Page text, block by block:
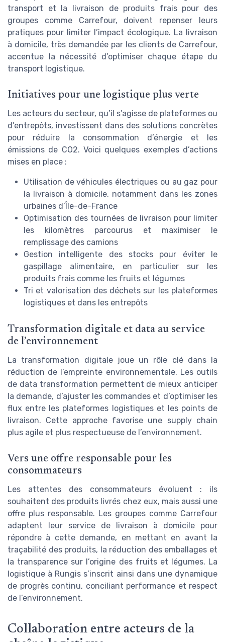
transport et la livraison de produits frais pour des
groupes comme Carrefour, doivent repenser leurs
pratiques pour limiter l’impact écologique. La livraison
à domicile, très demandée par les clients de Carrefour,
accentue la nécessité d’optimiser chaque étape du
transport logistique.
Initiatives pour une logistique plus verte
Les acteurs du secteur, qu’il s’agisse de plateformes ou
d’entrepôts, investissent dans des solutions concrètes
pour réduire la consommation d’énergie et les
émissions de CO2. Voici quelques exemples d’actions
mises en place :
Utilisation de véhicules électriques ou au gaz pour
la livraison à domicile, notamment dans les zones
urbaines d’Île-de-France
Optimisation des tournées de livraison pour limiter
les kilomètres parcourus et maximiser le
remplissage des camions
Gestion intelligente des stocks pour éviter le
gaspillage alimentaire, en particulier sur les
produits frais comme les fruits et légumes
Tri et valorisation des déchets sur les plateformes
logistiques et dans les entrepôts
Transformation digitale et data au service
de l’environnement
La transformation digitale joue un rôle clé dans la
réduction de l’empreinte environnementale. Les outils
de data transformation permettent de mieux anticiper
la demande, d’ajuster les commandes et d’optimiser les
flux entre les plateformes logistiques et les points de
livraison. Cette approche favorise une supply chain
plus agile et plus respectueuse de l’environnement.
Vers une offre responsable pour les
consommateurs
Les attentes des consommateurs évoluent : ils
souhaitent des produits livrés chez eux, mais aussi une
offre plus responsable. Les groupes comme Carrefour
adaptent leur service de livraison à domicile pour
répondre à cette demande, en mettant en avant la
traçabilité des produits, la réduction des emballages et
la transparence sur l’origine des fruits et légumes. La
logistique à Rungis s’inscrit ainsi dans une dynamique
de progrès continu, conciliant performance et respect
de l’environnement.
Collaboration entre acteurs de la